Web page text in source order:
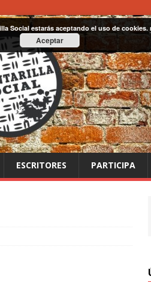
ESCRITORES PARTICIPA
Social estarás aceptando el uso de cookies.
Aceptar